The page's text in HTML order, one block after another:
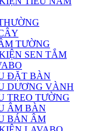
TƯỜNG
SEN TẮM
ĐẶT BÀN
DƯƠNG VÀNH
TREO TƯỜNG
ÂM BÀN
BÁN ÂM